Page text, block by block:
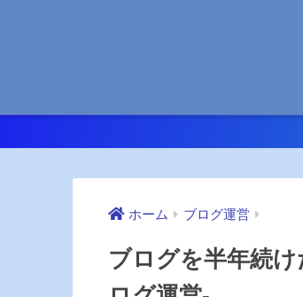
ホーム ブログ運営
ブログを半年続